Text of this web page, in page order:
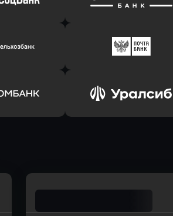
Банк
в Ингосстрах Банк
заявку
Оправить заявку
в Банк Оранжевый
заявку
Оправить заявку
в Почта Банк